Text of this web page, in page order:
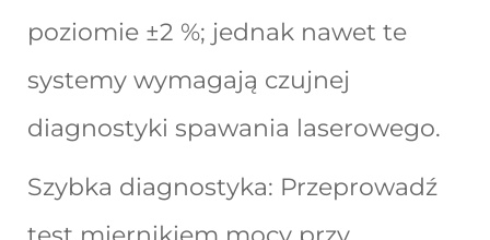
poziomie ±2 %; jednak nawet te
systemy wymagają czujnej
diagnostyki spawania laserowego.
Szybka diagnostyka: Przeprowadź